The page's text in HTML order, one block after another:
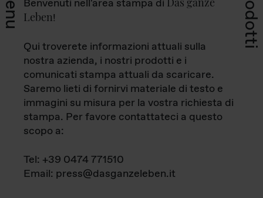
Prodotti
Benvenuti nell'area stampa di
Leben!
Qui troverete informazioni attuali sulla
nostra azienda, i nostri prodotti e i
comunicati stampa attuali da scaricare.
Saremo lieti di fornirvi materiale di testo e
immagini su misura per la vostra richiesta di
stampa. Per favore contattateci a questo
scopo a:
Tel: +39 0474 771510
Email: press@dasganzeleben.it